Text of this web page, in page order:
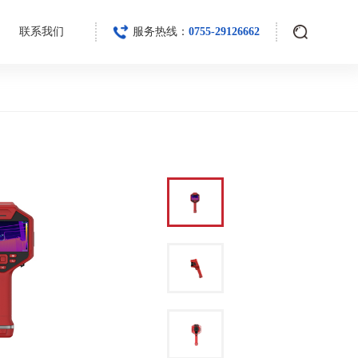
联系我们 服务热线： 0755-29126662